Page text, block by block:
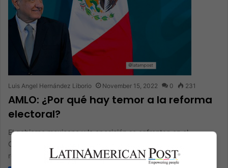
Luis Angel Hernández Liborio November 15, 2022 0 231
AMLO: ¿Por qué hay temor a la reforma
electoral?
El gobierno mexicano y la oposición se enfrentan en el
Congreso para impulsar o frenar la polémica iniciativa de
reforma electoral…